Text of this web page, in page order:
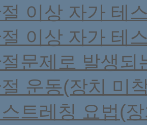
이상 자가 테
이상 자가 테
문제로 발생되
운동(장치 미
트레칭 요법(